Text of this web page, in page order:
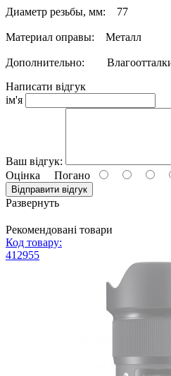
Резьба светофильтров серии DHG
покрытие. Весь цикл
осуществляется в Японии.
Светофильтр Marumi
DHG Circular PL(D) подойдет
фототехники.
Диаметр резьбы, мм: 77
Материал оправы: Металл
Дополнительно:
Написати відгук
ім'я
Ваш відгук:
Оцінка Погано
Відправити відгук
Развернуть
Рекомендовані товари
Код товару:
412955